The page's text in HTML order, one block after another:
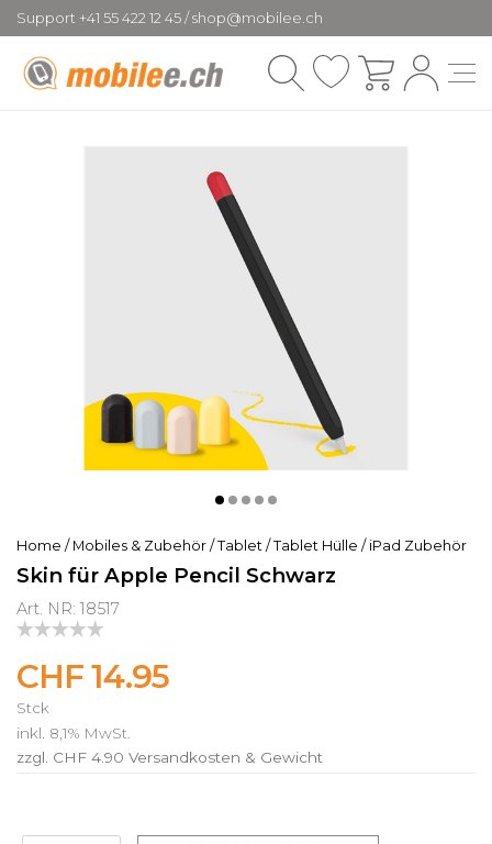
Support +41 55 422 12 45 / shop@mobilee.ch
Home / Mobiles & Zubehör / Tablet / Tablet Hülle / iPad Zubehör
Skin für Apple Pencil Schwarz
Art. NR: 18517
CHF 14.95
Stck
inkl. 8,1% MwSt.
zzgl. CHF 4.90 Versandkosten & Gewicht